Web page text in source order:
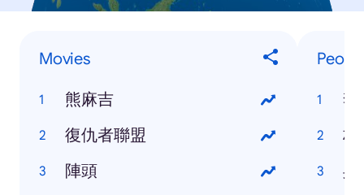
Movies
熊麻吉
復仇者聯盟
陣頭
李
林
吳